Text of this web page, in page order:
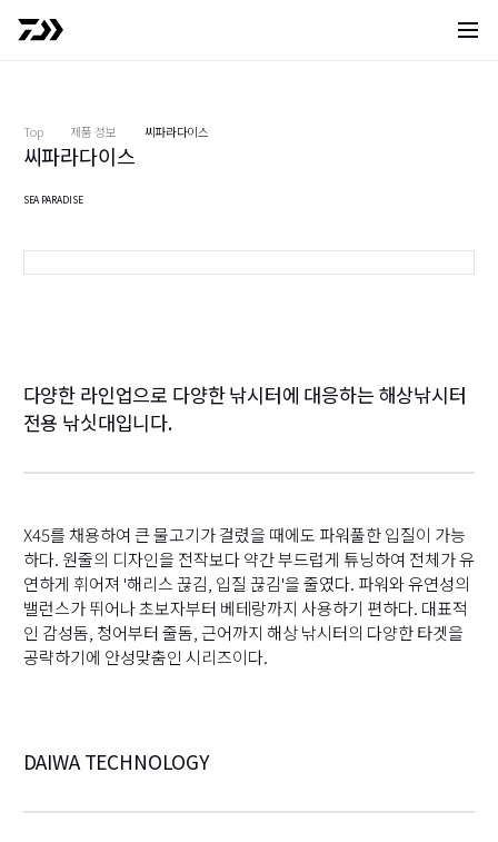
사이
Top 제품 정보 씨파라다이스
씨파라다이스
SEA PARADISE
다양한 라인업으로 다양한 낚시터에 대응하는 해상낚시터
전용 낚싯대입니다.
X45를 채용하여 큰 물고기가 걸렸을 때에도 파워풀한 입질이 가능
하다. 원줄의 디자인을 전작보다 약간 부드럽게 튜닝하여 전체가 유
연하게 휘어져 '해리스 끊김, 입질 끊김'을 줄였다. 파워와 유연성의
밸런스가 뛰어나 초보자부터 베테랑까지 사용하기 편하다. 대표적
인 감성돔, 청어부터 줄돔, 근어까지 해상 낚시터의 다양한 타겟을
공략하기에 안성맞춤인 시리즈이다.
DAIWA TECHNOLOGY